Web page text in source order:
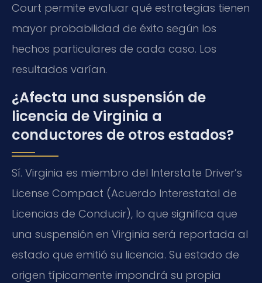
Court permite evaluar qué estrategias tienen
mayor probabilidad de éxito según los
hechos particulares de cada caso. Los
resultados varían.
¿Afecta una suspensión de
licencia de Virginia a
conductores de otros estados?
Sí. Virginia es miembro del Interstate Driver’s
License Compact (Acuerdo Interestatal de
Licencias de Conducir), lo que significa que
una suspensión en Virginia será reportada al
estado que emitió su licencia. Su estado de
origen típicamente impondrá su propia